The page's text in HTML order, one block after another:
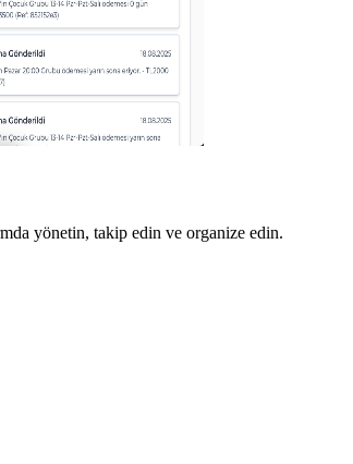
yönetin, takip edin ve organize edin.